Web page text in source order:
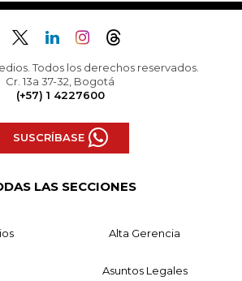
Todos los derechos reservados.
Cr. 13a 37-32, Bogotá
(+57) 1 4227600
SUSCRÍBASE
LAS SECCIONES
Alta Gerencia
Asuntos Legales